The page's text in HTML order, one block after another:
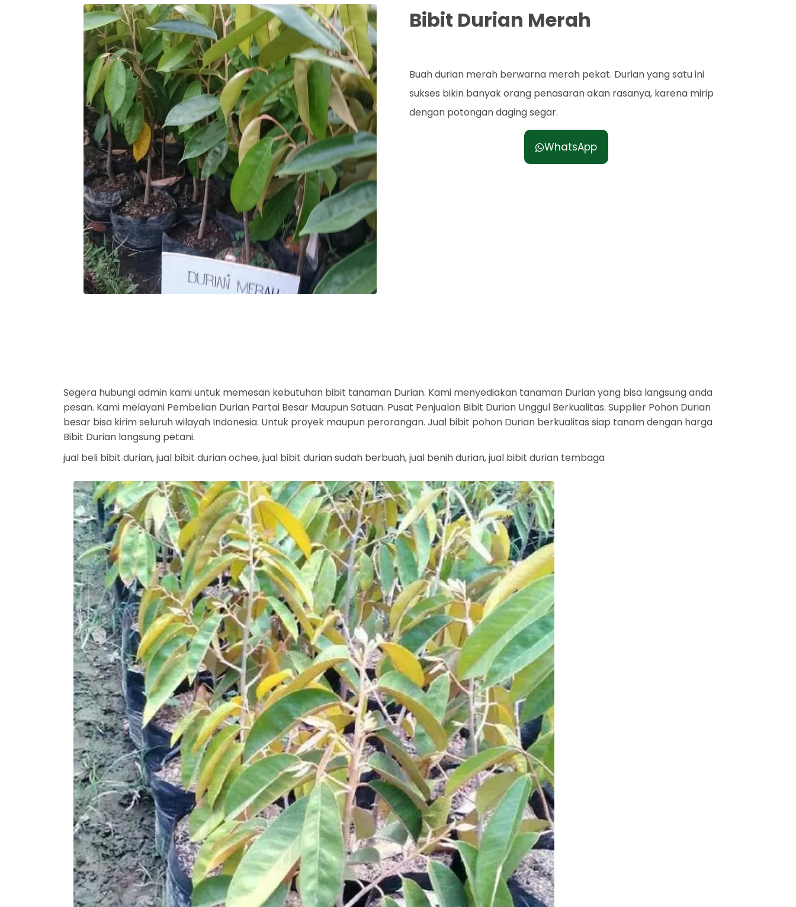
Bibit Durian Merah
Buah durian merah berwarna merah pekat. Durian yang satu ini
sukses bikin banyak orang penasaran akan rasanya, karena mirip
dengan potongan daging segar.
WhatsApp
Segera hubungi admin kami untuk memesan kebutuhan bibit tanaman Durian. Kami menyediakan tanaman Durian yang bisa langsung anda
pesan. Kami melayani Pembelian Durian Partai Besar Maupun Satuan. Pusat Penjualan Bibit Durian Unggul Berkualitas. Supplier Pohon Durian
besar bisa kirim seluruh wilayah Indonesia. Untuk proyek maupun perorangan. Jual bibit pohon Durian berkualitas siap tanam dengan harga
Bibit Durian langsung petani.
jual beli bibit durian, jual bibit durian ochee, jual bibit durian sudah berbuah, jual benih durian, jual bibit durian tembaga